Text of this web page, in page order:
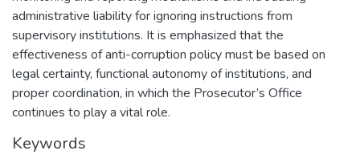
administrative liability for ignoring instructions from
supervisory institutions. It is emphasized that the
effectiveness of anti-corruption policy must be based on
legal certainty, functional autonomy of institutions, and
proper coordination, in which the Prosecutor’s Office
continues to play a vital role.
Keywords